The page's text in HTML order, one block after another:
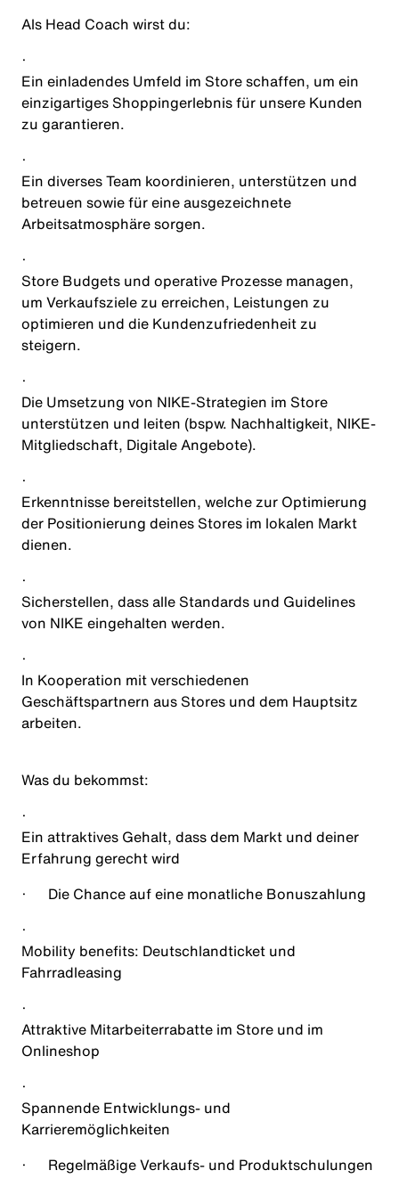
Als Head Coach wirst du:
·
Ein einladendes Umfeld im Store schaffen, um ein
einzigartiges Shoppingerlebnis für unsere Kunden
zu garantieren.
·
Ein diverses Team koordinieren, unterstützen und
betreuen sowie für eine ausgezeichnete
Arbeitsatmosphäre sorgen.
·
Store Budgets und operative Prozesse managen,
um Verkaufsziele zu erreichen, Leistungen zu
optimieren und die Kundenzufriedenheit zu
steigern.
·
Die Umsetzung von NIKE-Strategien im Store
unterstützen und leiten (bspw. Nachhaltigkeit, NIKE-
Mitgliedschaft, Digitale Angebote).
·
Erkenntnisse bereitstellen, welche zur Optimierung
der Positionierung deines Stores im lokalen Markt
dienen.
·
Sicherstellen, dass alle Standards und Guidelines
von NIKE eingehalten werden.
·
In Kooperation mit verschiedenen
Geschäftspartnern aus Stores und dem Hauptsitz
arbeiten.
Was du bekommst:
·
Ein attraktives Gehalt, dass dem Markt und deiner
Erfahrung gerecht wird
·
Die Chance auf eine monatliche Bonuszahlung
·
Mobility benefits: Deutschlandticket und
Fahrradleasing
·
Attraktive Mitarbeiterrabatte im Store und im
Onlineshop
·
Spannende Entwicklungs- und
Karrieremöglichkeiten
·
Regelmäßige Verkaufs- und Produktschulungen